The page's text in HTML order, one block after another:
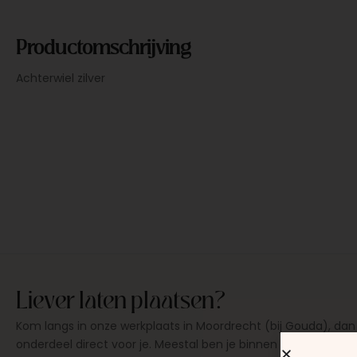
Productomschrijving
Achterwiel zilver
Liever laten plaatsen?
Kom langs in onze werkplaats in Moordrecht (bij Gouda),
onderdeel direct voor je. Meestal ben je binnen 15 tot 20